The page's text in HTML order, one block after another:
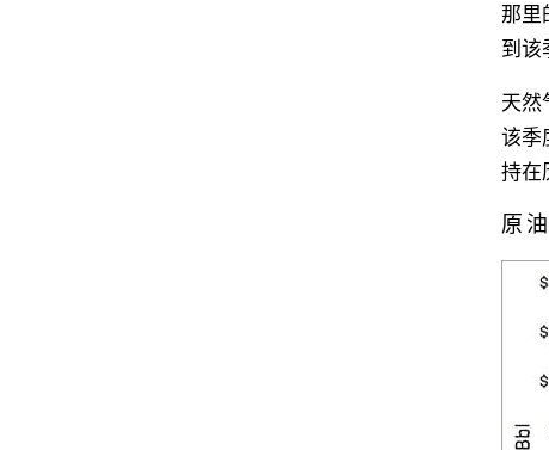
那里
到该
天然
该季
持在
原